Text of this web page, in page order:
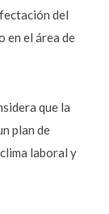
del
en el área de
que la
plan de
laboral y